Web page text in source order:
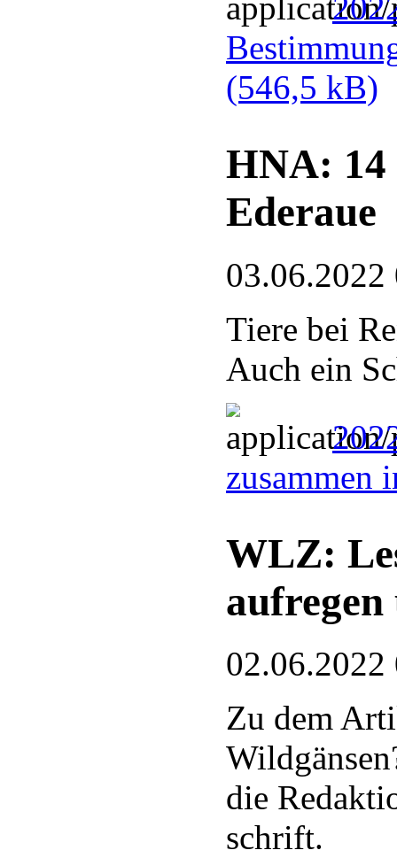
(546,5 kB)
HNA: 14
Ederaue
03.06.2022
Tiere bei
Auch ein
zusammen
WLZ:
aufregen
02.06.2022
Zu dem
die
schrift.